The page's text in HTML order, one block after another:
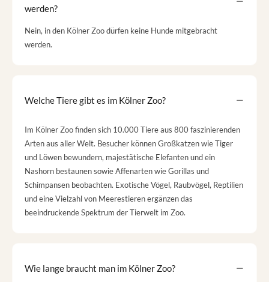
werden?
Nein, in den Kölner Zoo dürfen keine Hunde mitgebracht
werden.
Welche Tiere gibt es im Kölner Zoo?
Im Kölner Zoo finden sich 10.000 Tiere aus 800 faszinierenden
Arten aus aller Welt. Besucher können Großkatzen wie Tiger
und Löwen bewundern, majestätische Elefanten und ein
Nashorn bestaunen sowie Affenarten wie Gorillas und
Schimpansen beobachten. Exotische Vögel, Raubvögel, Reptilien
und eine Vielzahl von Meerestieren ergänzen das
beeindruckende Spektrum der Tierwelt im Zoo.
Wie lange braucht man im Kölner Zoo?